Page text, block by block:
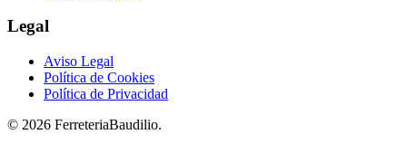
Legal
Aviso Legal
Política de Cookies
Política de Privacidad
© 2026 FerreteriaBaudilio.